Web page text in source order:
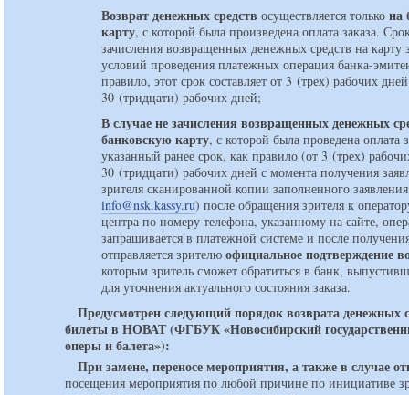
Возврат денежных средств осуществляется толькона
карту, с которой была произведена оплата заказа.
зачисления возвращенных денежных средств на карту
условий проведения платежных операция банка-
правило, этот срок составляет от 3 (трех) рабочих
30 (тридцати) рабочих дней;
В случае не зачисления возвращенных денежных
банковскую карту, с которой была проведена оплата
указанный ранее срок, как правило (от 3 (трех)
30 (тридцати) рабочих дней с момента получения
зрителя сканированной копии заполненного
info@nsk.kassy.ru) после обращения зрителя к
центра по номеру телефона, указанному на сайте,
запрашивается в платежной системе и после
отправляется зрителюофициальное подтверждение
которым зритель сможет обратиться в банк,
для уточнения актуального состояния заказа.
Предусмотрен следующий порядок возврата денежных
билеты в НОВАТ (ФГБУК «Новосибирский
оперы и балета»):
При замене, переносе мероприятия, а также в случае
посещения мероприятия по любой причине по инициативе